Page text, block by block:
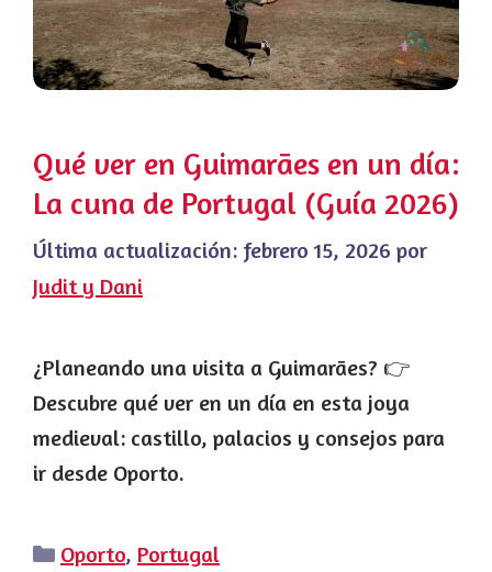
Qué ver en Guimarães en un día:
La cuna de Portugal (Guía 2026)
Última actualización: febrero 15, 2026 por
Judit y Dani
¿Planeando una visita a Guimarães? 👉
Descubre qué ver en un día en esta joya
medieval: castillo, palacios y consejos para
ir desde Oporto.
Categorías
Oporto, Portugal